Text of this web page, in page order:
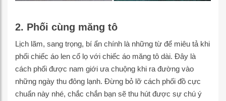
2. Phối cùng măng tô
Lịch lãm, sang trọng, bí ẩn chính là những từ để miêu tả khi
phối chiếc áo len cổ lọ với chiếc áo măng tô dài. Đây là
cách phối được nam giới ưa chuộng khi ra đường vào
những ngày thu đông lạnh. Đừng bỏ lỡ cách phối đồ cực
chuẩn này nhé, chắc chắn bạn sẽ thu hút được sự chú ý